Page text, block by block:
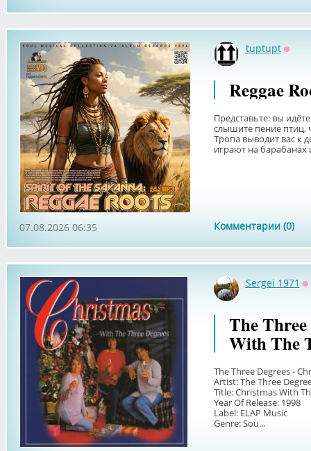
tuptupt
Reggae
Представьте: вы
слышите пение птиц,
Тропа выводит вас к
играют на барабанах
Комментарии (0)
07.08.2026 06:35
Sergei 1971
The
With The
The Three Degrees -
Artist: The Three
Title: Christmas With
Year Of Release: 1998
Label: ELAP Music
Genre: Sou...